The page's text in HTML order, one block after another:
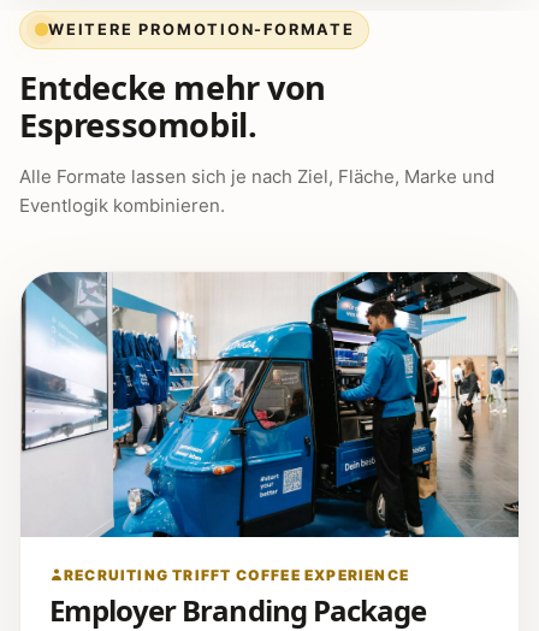
WEITERE PROMOTION-FORMATE
Entdecke mehr von
Espressomobil.
Alle Formate lassen sich je nach Ziel, Fläche, Marke und
Eventlogik kombinieren.
RECRUITING TRIFFT COFFEE EXPERIENCE
Employer Branding Package